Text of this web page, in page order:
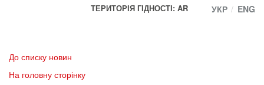
ТЕРИТОРІЯ ГІДНОСТІ: AR
УКР ENG
До списку новин
На головну сторінку